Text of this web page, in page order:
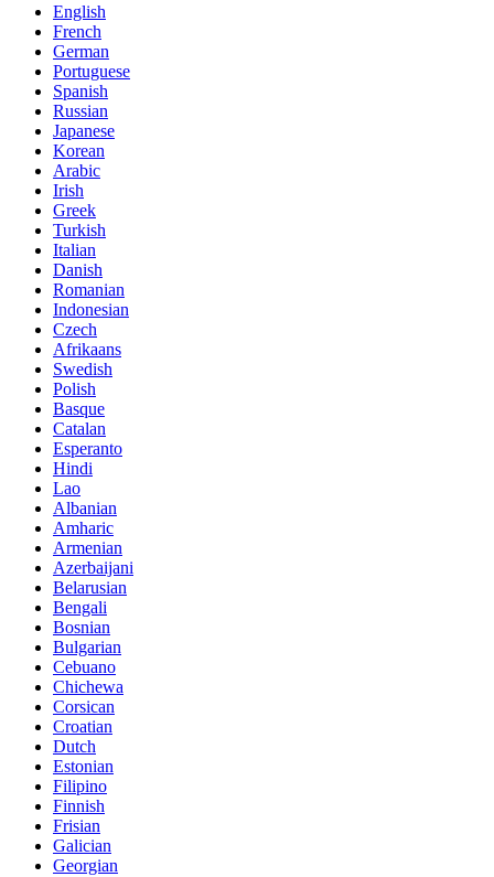
English
French
German
Portuguese
Spanish
Russian
Japanese
Korean
Arabic
Irish
Greek
Turkish
Italian
Danish
Romanian
Indonesian
Czech
Afrikaans
Swedish
Polish
Basque
Catalan
Esperanto
Hindi
Lao
Albanian
Amharic
Armenian
Azerbaijani
Belarusian
Bengali
Bosnian
Bulgarian
Cebuano
Chichewa
Corsican
Croatian
Dutch
Estonian
Filipino
Finnish
Frisian
Galician
Georgian